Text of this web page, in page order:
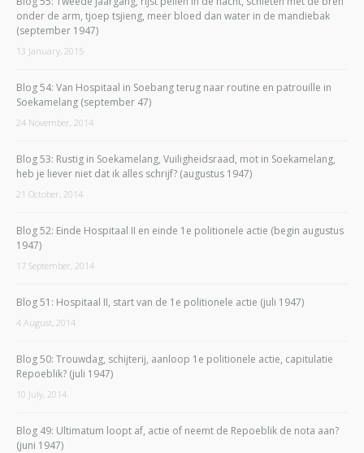
onder de arm, tjoep tsjieng, meer bloed dan water in de mandiebak
(september 1947)
13 January, 2015
Blog 54: Van Hospitaal in Soebang terug naar routine en patrouille in
Soekamelang (september 47)
24 November, 2014
Blog 53: Rustig in Soekamelang, Vuiligheidsraad, mot in Soekamelang,
heb je liever niet dat ik alles schrijf? (augustus 1947)
21 October, 2014
Blog 52: Einde Hospitaal II en einde 1e politionele actie (begin augustus
1947)
17 September, 2014
Blog 51: Hospitaal II, start van de 1e politionele actie (juli 1947)
4 August, 2014
Blog 50: Trouwdag, schijterij, aanloop 1e politionele actie, capitulatie
Repoeblik? (juli 1947)
10 July, 2014
Blog 49: Ultimatum loopt af, actie of neemt de Repoeblik de nota aan?
(juni 1947)